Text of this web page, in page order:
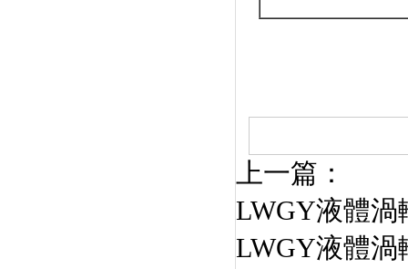
上一篇：
LWGY液體渦
LWGY液體渦